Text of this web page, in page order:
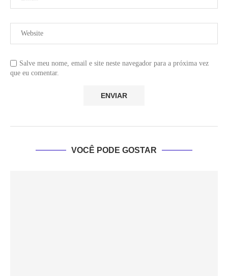
Salve meu nome, email e site neste navegador para a próxima vez
que eu comentar.
VOCÊ PODE GOSTAR